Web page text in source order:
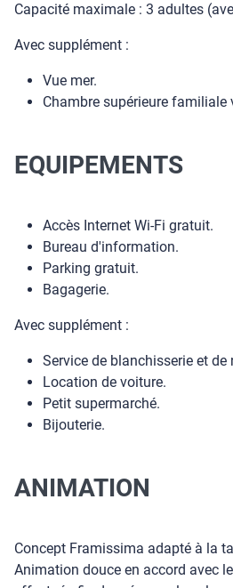
Capacité maximale : 3 adultes
Avec supplément :
Vue mer.
Chambre supérieure
EQUIPEMENTS
Accès Internet Wi-Fi gratuit.
Bureau d'information.
Parking gratuit.
Bagagerie.
Avec supplément :
Service de blanchisserie et de
Location de voiture.
Petit supermarché.
Bijouterie.
ANIMATION
Concept Framissima adapté à la
Animation douce en accord avec